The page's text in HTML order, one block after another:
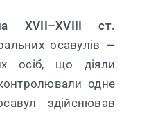
XVII–XVIII ст.
осавулів —
осіб, що діяли
одне
здійснював